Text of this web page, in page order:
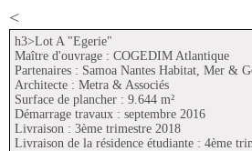
<
h3>Lot A "Egerie"
Maître d'ouvrage : COGEDIM Atlantique
Partenaires : Samoa Nantes Habitat, Mer &
Architecte : Metra & Associés
Surface de plancher : 9.644 m²
Démarrage travaux : septembre 2016
Livraison : 3ème trimestre 2018
Livraison de la résidence étudiante : 4ème